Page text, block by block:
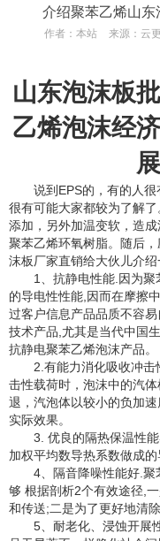
介绍聚苯乙烯山
作者： 本站 来源： 云
山东泡沫板
乙烯泡沫经
说到EPS的，有的人
很有可能大家都较为了解
添加，另外加温变软，造
聚苯乙烯环氧树脂。随后
沫板厂家直销给大伙儿介绍
1、抗静电性能.因为
的导电性性能,因而在摩擦
过客户信息产品品质不容
技术产品,尤其是当代中国
抗静电聚苯乙烯泡沫产品。
2.有能力消化吸收冲
击性载荷时，泡沫中的汽
退，汽泡体以较小的负加
实际效果。
3. 优良的隔热保温性
加权平均数导热系数做成的
4、隔音降噪性能好.
够 根据剖析2个有效途径,
和传送;二是为了更好地清
5、耐老化、浸蚀开展